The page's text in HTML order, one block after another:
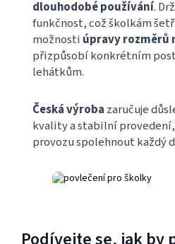
dlouhodobé používání.
funkčnost, což školkám
možnosti úpravy rozměrů
přizpůsobí konkrétním
lehátkům.
Česká výroba zaručuje
kvality a stabilní
provozu spolehnout každý